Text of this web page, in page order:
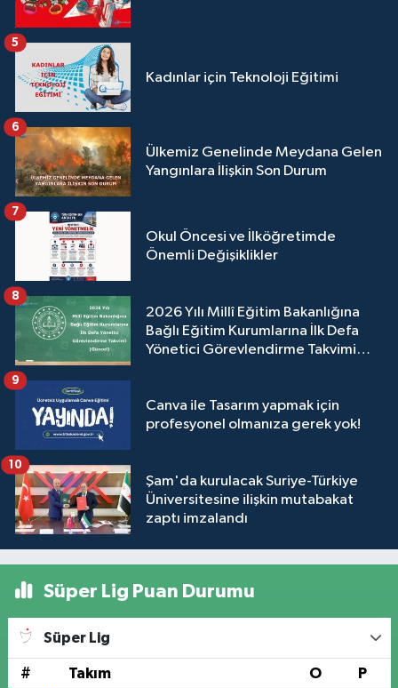
Kadınlar için Teknoloji Eğitimi
5
Ülkemiz Genelinde Meydana Gelen
Yangınlara İlişkin Son Durum
6
Okul Öncesi ve İlköğretimde
Önemli Değişiklikler
7
2026 Yılı Millî Eğitim Bakanlığına
Bağlı Eğitim Kurumlarına İlk Defa
Yönetici Görevlendirme Takvimi
8
Canva ile Tasarım yapmak için
profesyonel olmanıza gerek yok!
9
Şam'da kurulacak Suriye-Türkiye
Üniversitesine ilişkin mutabakat
zaptı imzalandı
10
Süper Lig Puan Durumu
Süper Lig
# Takım O P